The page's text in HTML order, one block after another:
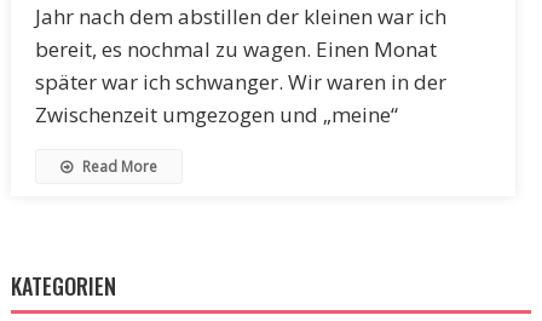
Jahr nach dem abstillen der kleinen war ich
bereit, es nochmal zu wagen. Einen Monat
später war ich schwanger. Wir waren in der
Zwischenzeit umgezogen und „meine“
Read More
KATEGORIEN